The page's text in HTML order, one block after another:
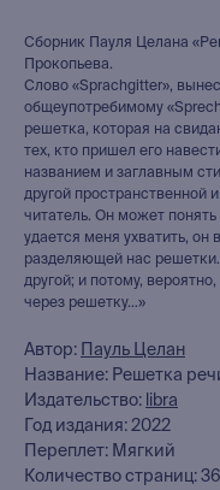
Cборник Пауля Целана
Прокопьева.
Слово «Sprachgitter»,
общеупотребимому
решетка, которая на
тех, кто пришел его
названием и заглавным
другой пространственной
читатель. Он может
удается меня ухватить, он
разделяющей нас
другой; и потому,
через решетку…»
Автор:
Пауль Целан
Название: Решетка
Издательство: libra
Год издания: 2022
Переплет: Мягкий
Количество страниц: 36